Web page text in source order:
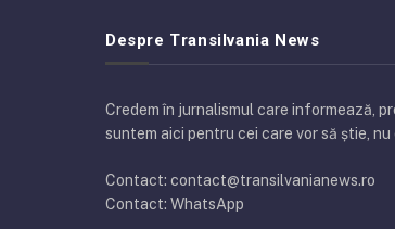
Despre Transilvania News
Credem în jurnalismul care informează,
suntem aici pentru cei care vor să știe, nu
Contact: contact@transilvanianews.ro
Contact: WhatsApp